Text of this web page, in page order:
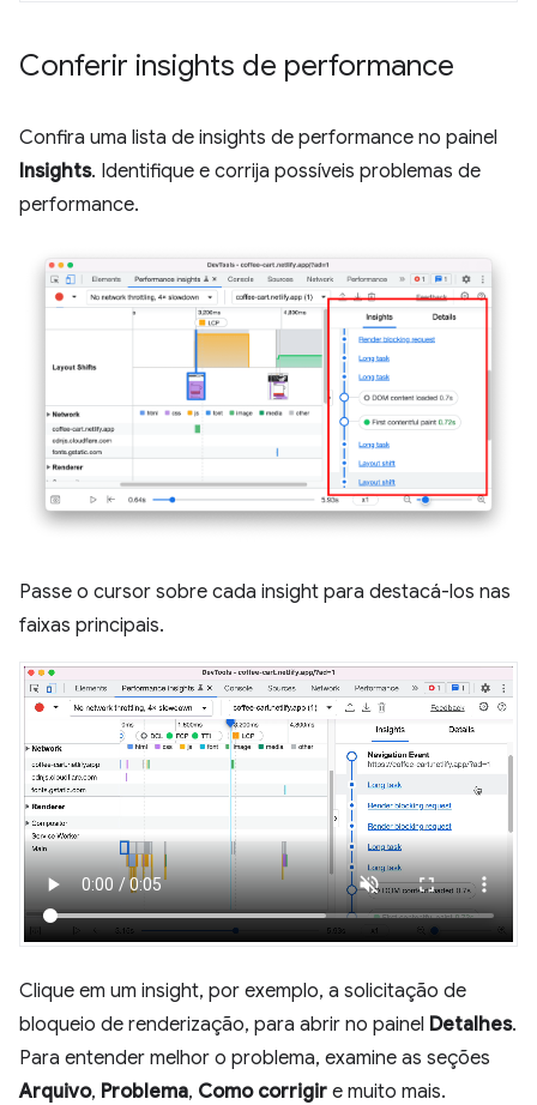
Conferir insights de performance
Confira uma lista de insights de performance no painel
Insights. Identifique e corrija possíveis problemas de
performance.
Passe o cursor sobre cada insight para destacá-los nas
faixas principais.
Clique em um insight, por exemplo, a solicitação de
bloqueio de renderização, para abrir no painel Detalhes.
Para entender melhor o problema, examine as seções
Arquivo, Problema, Como corrigir e muito mais.